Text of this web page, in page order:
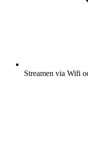
Streamen via Wifi